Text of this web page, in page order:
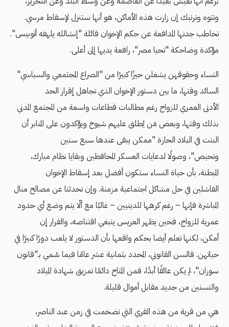
وتتوه وترتبك إن زارت هذه الأماكن، هو أنها ستنزل لإسقاط مرسي.
تخاطب جدتها المدافعة عن حكم الإخوان قائلة "إنشالله يلهفه أتوبيس".
مؤكدة وضاحكة "تحيا مصر"، رافعة يديها إلى أعلى.
النساء وحقوقهن يشغلن حيزًا كبيرًا من "الصراع المجتمعي والسياسي"
السائد وقتها، ما بين دستور الإخوان الذي تجاهل إقرار الحد
الأدنى العمري للزواج رغم مطالبات قطاعات واسعة من المجتمع المدني
بذلك وقتها، وبعض مَن يُطلق عليهم شيوخ ويؤكدون على المنابر أن
البنت في البلاد الحارة "ممكن يبقى عندها سبع سنين
وتحيض"، وصولًا لدعايات العسكر المحافظين وبقايا نظام مبارك،
المبطنة، بأن حياة النساء ستكون أفضل بعد إسقاط الإخوان
الفاشلين في حل مشاكل اجتماعية مزمنة. وإن تحدثنا عن مصالح منال
المباشرة فإنها – رغم كرهها للدينيين – غالبًا مع ألّا يتم وضع أي حدود
عمرية للزواج، فحين يظهر العريس ينبغي اقتناصه، والفرار إن
أمكن، لكنها تعلم أيضا بحكم واقعها بأن الدستور لا يلعب دورًا كبيرًا في
حياتهن. فالسن القانوني، المحدد بثمانية عشر عامًا فيما سُمي بـ"قانون
سوزان"، لم يكن عائقًا أبدًا، فمن المتاح دائمًا تمزيق شهادة الميلاد
والتسنين من جديد مقابل أموال قليلة.
هي من قرية من هذه القري التي تضخمت في زمن عبد الناصر،